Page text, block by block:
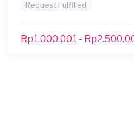
Request Fulfilled
Rp1.000.001 -
Request Fulfilled
Rp1.000.001 -